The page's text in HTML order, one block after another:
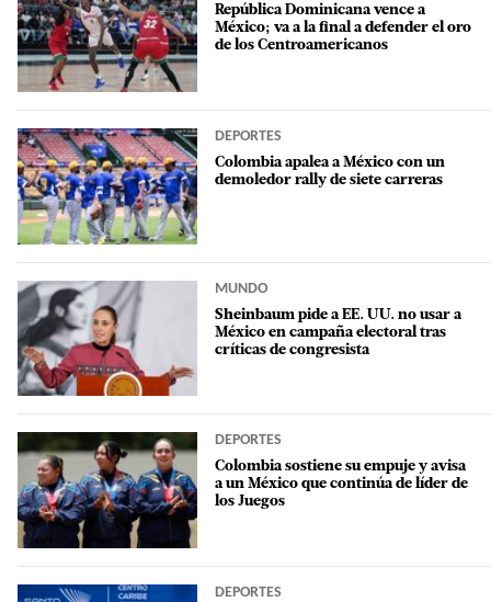
República Dominicana vence a
México; va a la final a defender el oro
de los Centroamericanos
DEPORTES
Colombia apalea a México con un
demoledor rally de siete carreras
MUNDO
Sheinbaum pide a EE. UU. no usar a
México en campaña electoral tras
críticas de congresista
DEPORTES
Colombia sostiene su empuje y avisa
a un México que continúa de líder de
los Juegos
DEPORTES